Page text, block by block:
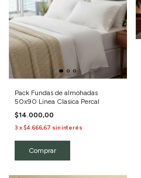
Pack Fundas de almohadas
50x90 Linea Clasica Percal
$14.000,00
3 x$4.666,67 sin interés
Comprar